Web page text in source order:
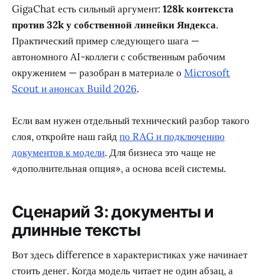
GigaChat есть сильный аргумент: 128k контекста
против 32k у собственной линейки Яндекса.
Практический пример следующего шага —
автономного AI-коллеги с собственным рабочим
окружением — разобран в материале о Microsoft
Scout и анонсах Build 2026.
Если вам нужен отдельный технический разбор такого
слоя, откройте наш гайдпо RAG и подключению
документов к модели. Для бизнеса это чаще не
«дополнительная опция», а основа всей системы.
Сценарий 3: документы и
длинные тексты
Вот здесь difference в характеристиках уже начинает
стоить денег. Когда модель читает не один абзац, а